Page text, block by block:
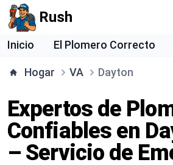
Rush
Inicio El Plomero Correcto
Hogar VA Dayton
Expertos de
Confiables en
– Servicio de